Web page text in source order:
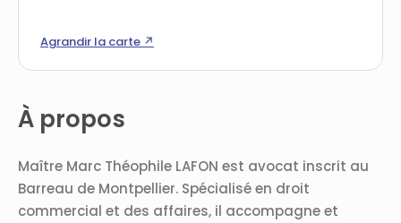
À propos
Maître Marc Théophile LAFON est avocat inscrit au
Barreau de Montpellier. Spécialisé en droit
commercial et des affaires, il accompagne et
Agrandir la carte ↗